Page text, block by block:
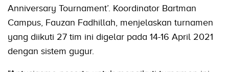
Anniversary Tournament’. Koordinator Bartman
Campus, Fauzan Fadhillah, menjelaskan turnamen
yang diikuti 27 tim ini digelar pada 14-16 April 2021
dengan sistem gugur.